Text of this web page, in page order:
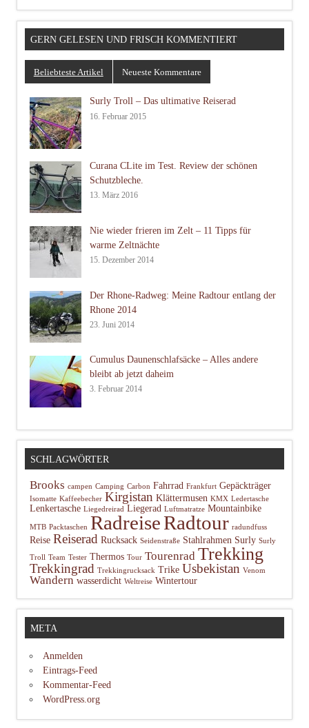
GERN GELESEN UND FRISCH KOMMENTIERT
Beliebteste Artikel Neueste Kommentare
Surly Troll – Das ultimative Reiserad
16. Februar 2015
Curana CLite im Test. Review der schönen
Schutzbleche.
13. März 2016
Nie wieder frieren im Zelt – 11 Tipps für
warme Zeltnächte
15. Dezember 2014
Der Rhone-Radweg: Meine Radtour entlang der
Rhone 2014
23. Juni 2014
Cumulus Daunenschlafsäcke – Alles andere
bleibt ab jetzt daheim
3. Februar 2014
SCHLAGWÖRTER
Brooks campen Camping Carbon Fahrrad Frankfurt Gepäckträger
Isomatte Kaffeebecher Kirgistan Klättermusen KMX Ledertasche
Lenkertasche Liegedreirad Liegerad Luftmatratze Mountainbike
MTB Packtaschen RadreiseRadtour radundfuss
Reise Reiserad Rucksack Seidenstraße Stahlrahmen Surly Surly
Troll Team Tester Thermos Tour Tourenrad Trekking
Trekkingrad Trekkingrucksack Trike Usbekistan Venom
Wandern wasserdicht Weltreise Wintertour
META
Anmelden
Eintrags-Feed
Kommentar-Feed
WordPress.org